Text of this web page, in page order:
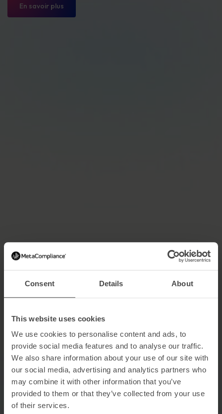
Consent Details About
This website uses cookies
We use cookies to personalise content and ads, to
provide social media features and to analyse our traffic.
We also share information about your use of our site with
our social media, advertising and analytics partners who
may combine it with other information that you’ve
provided to them or that they’ve collected from your use
of their services.
En savoir plus
Utilisez les informations sur
les risques pour prévenir les
incidents
Analysez les tendances comportementales et
identifiez les zones d’exposition pour agir
rapidement. Intégrez des outils comme Power BI
pour des rapports prêts à l’audit, mesurez vos
progrès et démontrez votre retour sur